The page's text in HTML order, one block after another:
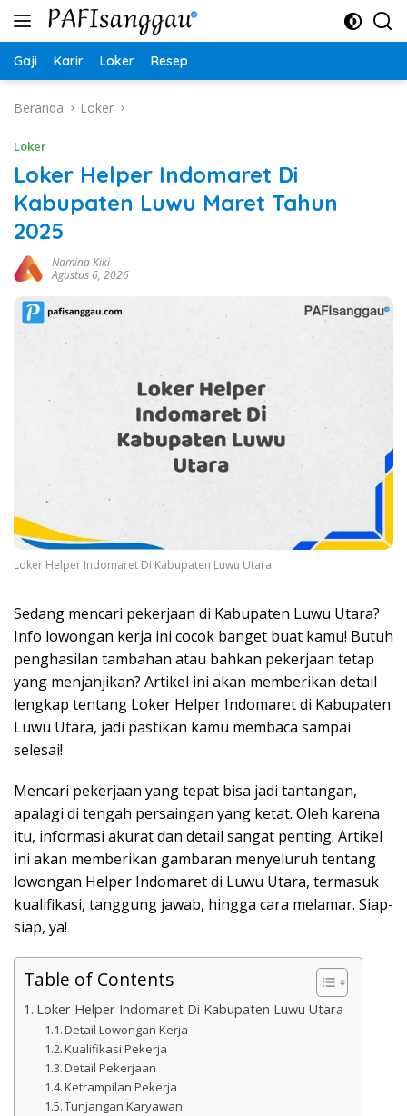
Langsung
Gaji Karir Loker Resep
Beranda Loker
Loker
Loker Helper Indomaret Di
Kabupaten Luwu Maret Tahun
2025
Namina Kiki
Agustus 6, 2026
Loker Helper Indomaret Di Kabupaten Luwu Utara
Sedang mencari pekerjaan di Kabupaten Luwu Utara?
Info lowongan kerja ini cocok banget buat kamu! Butuh
penghasilan tambahan atau bahkan pekerjaan tetap
yang menjanjikan? Artikel ini akan memberikan detail
lengkap tentang Loker Helper Indomaret di Kabupaten
Luwu Utara, jadi pastikan kamu membaca sampai
selesai!
Mencari pekerjaan yang tepat bisa jadi tantangan,
apalagi di tengah persaingan yang ketat. Oleh karena
itu, informasi akurat dan detail sangat penting. Artikel
ini akan memberikan gambaran menyeluruh tentang
lowongan Helper Indomaret di Luwu Utara, termasuk
kualifikasi, tanggung jawab, hingga cara melamar. Siap-
siap, ya!
Table of Contents
Loker Helper Indomaret Di Kabupaten Luwu Utara
Detail Lowongan Kerja
Kualifikasi Pekerja
Detail Pekerjaan
Ketrampilan Pekerja
Tunjangan Karyawan